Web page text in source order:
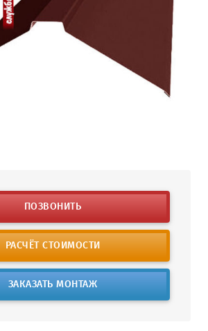
ПОЗВОНИТЬ
РАСЧЁТ СТОИМОСТИ
ЗАКАЗАТЬ МОНТАЖ